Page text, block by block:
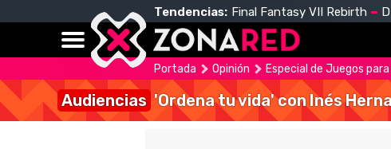
Tendencias: Final Fantasy VII Rebirth
Portada Opinión Especial de Juegos
Audiencias 'Ordena tu vida' con Inés